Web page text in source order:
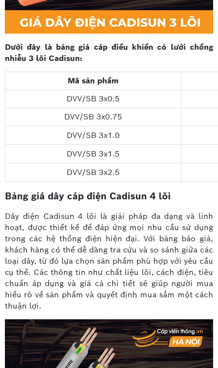
Dưới đây là bảng giá cáp điều khiển có lưới chống
nhiễu 3 lõi Cadisun:
Mã sản phẩm
DVV/SB 3x0.5
DVV/SB 3x0.75
DVV/SB 3x1.0
DVV/SB 3x1.5
DVV/SB 3x2.5
Bảng giá dây cáp điện Cadisun 4 lõi
Dây điện Cadisun 4 lõi là giải pháp đa dạng và linh
hoạt, được thiết kế để đáp ứng mọi nhu cầu sử dụng
trong các hệ thống điện hiện đại. Với bảng báo giá,
khách hàng có thể dễ dàng tra cứu và so sánh giữa các
loại dây, từ đó lựa chọn sản phẩm phù hợp với yêu cầu
cụ thể. Các thông tin như chất liệu lõi, cách điện, tiêu
chuẩn áp dụng và giá cả chi tiết sẽ giúp người mua
hiểu rõ về sản phẩm và quyết định mua sắm một cách
thuận lợi.